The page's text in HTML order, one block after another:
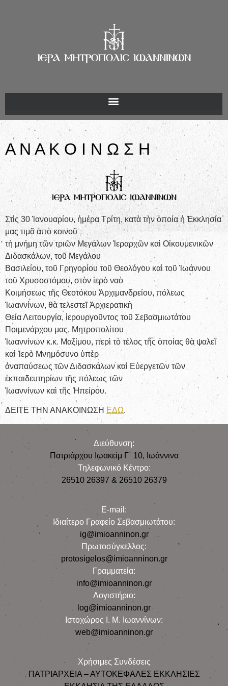
Α Ν Α Κ Ο Ι Ν Ω Σ Η
Στὶς 30 Ἰανουαρίου, ἡμέρα Τρίτη, κατὰ τὴν ὁποία ἡ Ἐκκλησία
μας τιμᾶ ἀπὸ κοινοῦ
τὴ μνήμη τῶν τριῶν Μεγάλων Ἱεραρχῶν καὶ Οἰκουμενικῶν
Διδασκάλων, τοῦ Μεγάλου
Βασιλείου, τοῦ Γρηγορίου τοῦ Θεολόγου καὶ τοῦ Ἰωάννου
τοῦ Χρυσοστόμου, στὸν ἱερὸ ναὸ
Κοιμήσεως τῆς Θεοτόκου Ἀρχιμανδρείου, πόλεως
Ἰωαννίνων, θὰ τελεστεῖ Ἀρχιερατικὴ
Θεία Λειτουργία, ἱερουργοῦντος τοῦ Σεβασμιωτάτου
Ποιμενάρχου μας, Μητροπολίτου
Ἰωαννίνων κ.κ. Μαξίμου, περὶ τὸ τέλος τῆς ὁποίας θὰ ψαλεῖ
καὶ Ἱερὸ Μνημόσυνο ὑπὲρ
ἀναπαύσεως τῶν Διδασκάλων καὶ Εὐεργετῶν τῶν
ἐκπαιδευτηρίων τῆς πόλεως τῶν
Ἰωαννίνων καὶ τῆς Ἠπείρου.
ΔΕΙΤΕ ΤΗΝ ΑΝΑΚΟΙΝΩΣΗ ΕΔΩ.
Διεύθυνση:
Πατριάρχου Ιωακείμ Γ΄ 10, Iωάννινα
Τηλεφωνικό Κέντρο:
26510 26397 & 26510 26379
E-mail:
Iδιαίτερο Γραφείο Σεβασμιωτάτου:
ig@imioanninon.gr
Πρωτοσύγκελλος:
protosigelos@imioanninon.gr
Γραμματεία:
info@imioanninon.gr
Λογιστήριο:
log@imioanninon.gr
Ιστοχώρος Ι. Μ. Ιωαννίνων:
web@imioanninon.gr
Χρήσιμες Συνδέσεις
ΠΑΤΡΙΑΡΧΕΙΑ – ΑΥΤΟΚΕΦΑΛΕΣ ΕΚΚΛΗΣΙΕΣ